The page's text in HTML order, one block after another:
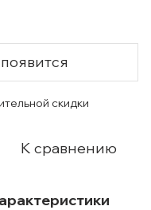
скидки
К сравнению